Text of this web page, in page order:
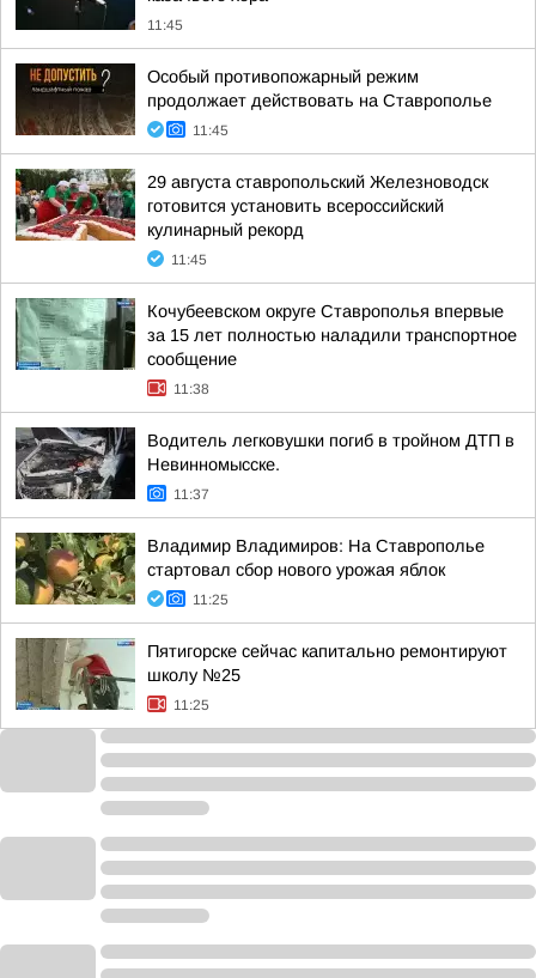
11:45
Особый противопожарный режим
продолжает действовать на Ставрополье
11:45
29 августа ставропольский Железноводск
готовится установить всероссийский
кулинарный рекорд
11:45
Кочубеевском округе Ставрополья впервые
за 15 лет полностью наладили транспортное
сообщение
11:38
Водитель легковушки погиб в тройном ДТП в
Невинномысске.
11:37
Владимир Владимиров: На Ставрополье
стартовал сбор нового урожая яблок
11:25
Пятигорске сейчас капитально ремонтируют
школу №25
11:25